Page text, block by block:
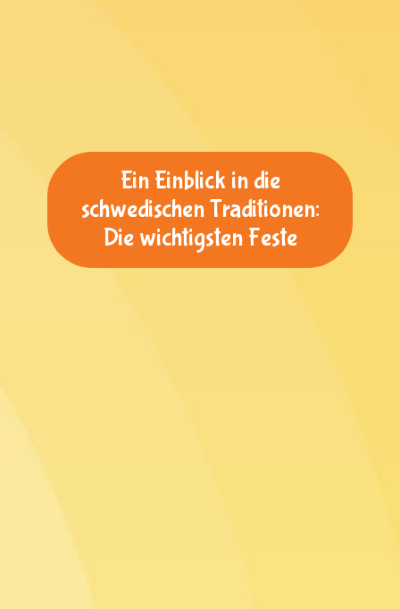
Ein Einblick in die
schwedischen Traditionen:
Die wichtigsten Feste